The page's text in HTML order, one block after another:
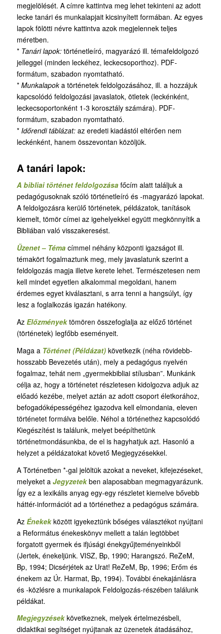
megjelölését. A címre kattintva meg lehet tekinteni az adott
lecke tanári és munkalapjait kicsinyített formában. Az egyes
lapok fölötti névre kattintva azok megjelennek teljes
méretben.
* Tanári lapok:történetleíró, magyarázó ill. témafeldolgozó
jelleggel (minden leckéhez, leckecsoporthoz). PDF-
formátum, szabadon nyomtatható.
* Munkalapoka történetek feldolgozásához, ill. a hozzájuk
kapcsolódó feldolgozási javaslatok, ötletek (leckénként,
leckecsoportonként 1-3 korosztály számára). PDF-
formátum, szabadon nyomtatható.
* Időrendi táblázat: az eredeti kiadástól eltérően nem
leckénként, hanem összevontan közöljük.
A tanári lapok:
A bibliai történet feldolgozása főcím alatt találjuk a
pedagógusoknak szóló történetleíró és -magyarázó lapokat.
A feldolgozásra kerülő történetek, példázatok, tanítások
kiemelt, tömör címei az igehelyekkel együtt megkönnyítik a
Bibliában való visszakeresést.
Üzenet – Téma címmel néhány központi igazságot ill.
témakört fogalmaztunk meg, mely javaslatunk szerint a
feldolgozás magja illetve kerete lehet. Természetesen nem
kell mindet egyetlen alkalommal megoldani, hanem
érdemes egyet kiválasztani, s arra tenni a hangsúlyt, így
lesz a foglalkozás igazán hatékony.
Az Előzmények tömören összefoglalja az előző történet
(történetek) legfőbb eseményeit.
Maga a Történet (Példázat) következik (néha rövidebb-
hosszabb Bevezetés után), mely a pedagógus nyelvén
fogalmaz, tehát nem „gyermekbibliai stílusban”. Munkánk
célja az, hogy a történetet részletesen kidolgozva adjuk az
előadó kezébe, melyet aztán az adott csoport életkorához,
befogadóképességéhez igazodva kell elmondania, eleven
történetet formálva belőle. Néhol a történethez kapcsolódó
Kiegészítést is találunk, melyet beépíthetünk
történetmondásunkba, de el is hagyhatjuk azt. Hasonló a
helyzet a példázatokat követő Megjegyzésekkel.
A Történetben *-gal jelöltük azokat a neveket, kifejezéseket,
melyeket a Jegyzetek ben alaposabban megmagyarázunk.
Így ez a lexikális anyag egy-egy részletet kiemelve bővebb
háttér-információt ad a történethez a pedagógus számára.
Az Énekek között igyekeztünk bőséges választékot nyújtani
a Református énekeskönyv mellett a talán legtöbbet
forgatott gyermek és ifjúsági énekgyűjteményeinkből
(Jertek, énekeljünk. VISZ, Bp, 1990; Harangszó. ReZeM,
Bp, 1994; Dicsérjétek az Urat! ReZeM, Bp, 1996; Erőm és
énekem az Úr. Harmat, Bp, 1994). További énekajánlásra
és -közlésre a munkalapok Feldolgozás-részében találunk
példákat.
Megjegyzések következnek, melyek értelmezésbeli,
didaktikai segítséget nyújtanak az üzenetek átadásához,